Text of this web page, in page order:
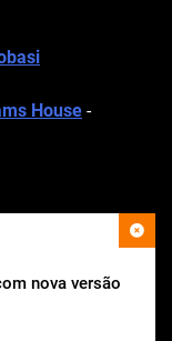
nova versão
House -